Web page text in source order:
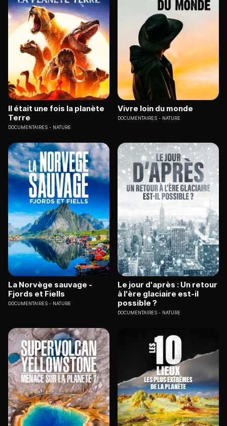
Il était une fois la planète
Terre
DOCUMENTAIRES NATURE
Vivre loin du monde
DOCUMENTAIRES NATURE
La Norvège sauvage -
Fjords et Fiells
DOCUMENTAIRES NATURE
Le jour d'après : Un retour
à l'ère glaciaire est-il
possible ?
DOCUMENTAIRES NATURE